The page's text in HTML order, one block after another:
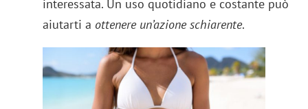
interessata. Un uso quotidiano e costante può
aiutarti a ottenere un’azione schiarente.